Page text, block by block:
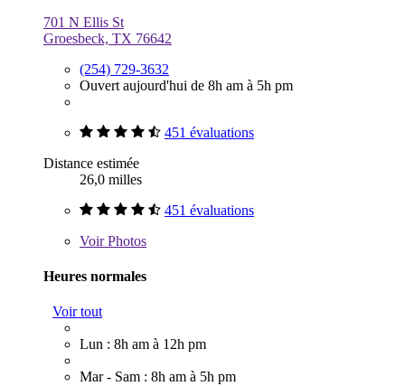
701 N Ellis St
Groesbeck, TX 76642
(254) 729-3632
Ouvert aujourd'hui de 8h am à 5h pm
451 évaluations
Distance estimée
26,0 milles
451 évaluations
VoirPhotos
Heures normales
Voir tout
Lun : 8h am à 12h pm
Mar - Sam : 8h am à 5h pm